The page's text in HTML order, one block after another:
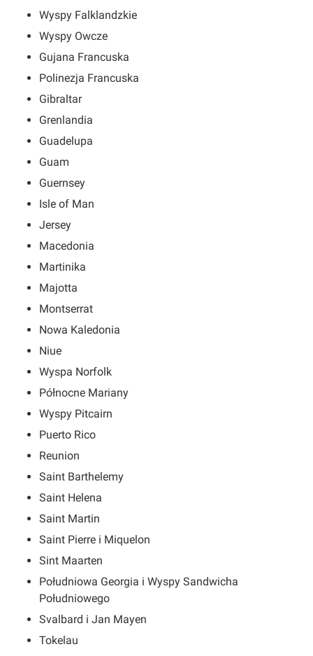
Wyspy Falklandzkie
Wyspy Owcze
Gujana Francuska
Polinezja Francuska
Gibraltar
Grenlandia
Guadelupa
Guam
Guernsey
Isle of Man
Jersey
Macedonia
Martinika
Majotta
Montserrat
Nowa Kaledonia
Niue
Wyspa Norfolk
Północne Mariany
Wyspy Pitcairn
Puerto Rico
Reunion
Saint Barthelemy
Saint Helena
Saint Martin
Saint Pierre i Miquelon
Sint Maarten
Południowa Georgia i Wyspy Sandwicha
Południowego
Svalbard i Jan Mayen
Tokelau